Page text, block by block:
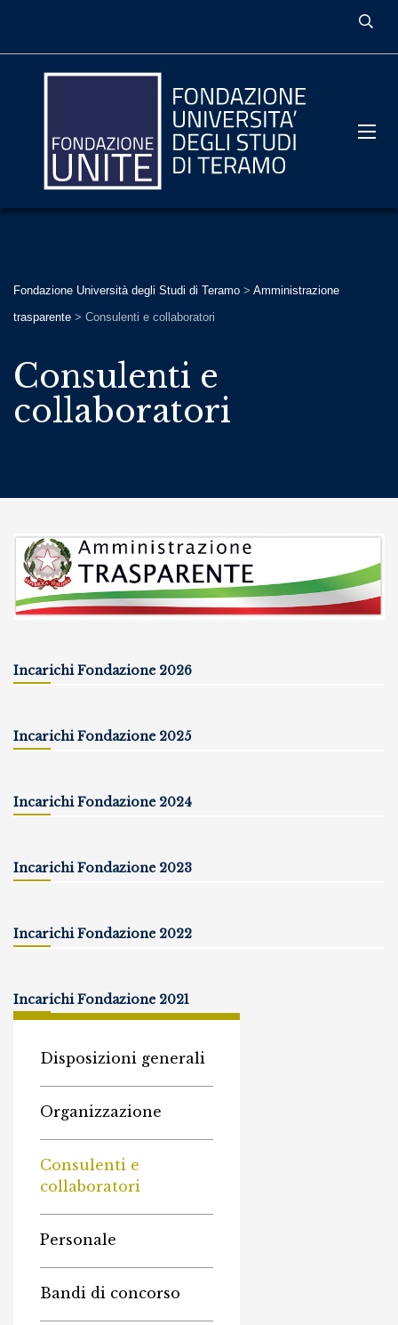
Fondazione Università degli Studi di Teramo > Amministrazione
trasparente > Consulenti e collaboratori
Consulenti e
collaboratori
Incarichi Fondazione 2026
Incarichi Fondazione 2025
Incarichi Fondazione 2024
Incarichi Fondazione 2023
Incarichi Fondazione 2022
Incarichi Fondazione 2021
Disposizioni generali
Organizzazione
Consulenti e
collaboratori
Personale
Bandi di concorso